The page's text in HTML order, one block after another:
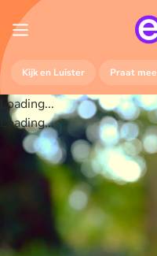
Kijk en Luister Praat mee
Loading...
Loading...